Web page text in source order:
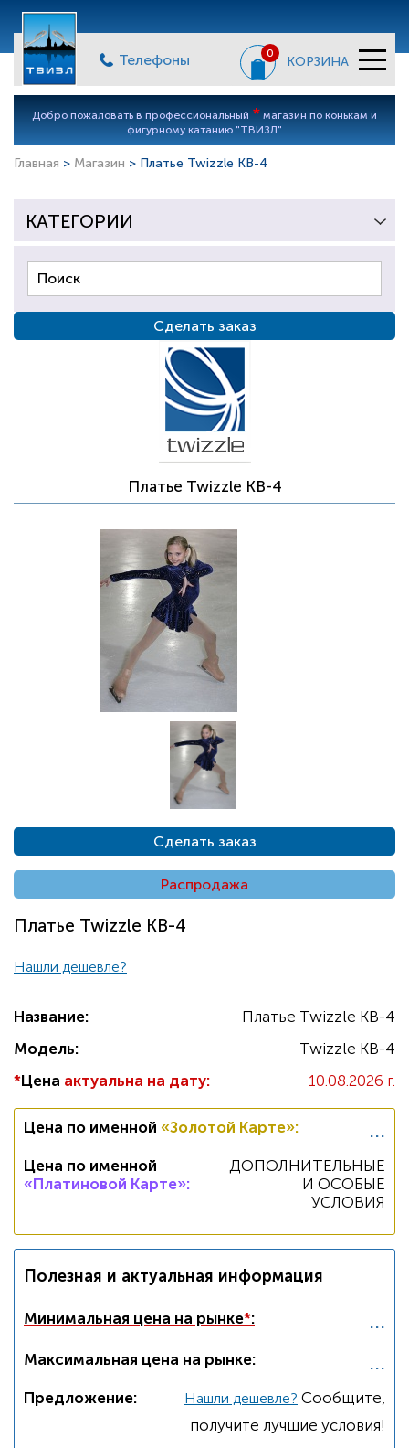
Телефоны 0
КОРЗИНА
Добро пожаловать в профессиональный * магазин по конькам и
фигурному катанию "ТВИЗЛ"
Главная > Магазин > Платье Twizzle КВ-4
Платье Twizzle КВ-4
Сделать заказ
Распродажа
Платье Twizzle КВ-4
Нашли дешевле?
Название:
Платье Twizzle КВ-4
Модель:
Twizzle КВ-4
*Цена актуальна на дату: 10.08.2026 г.
Цена по именной «Золотой Карте»: ...
Цена по именной
«Платиновой Карте»:
ДОПОЛНИТЕЛЬНЫЕ
И ОСОБЫЕ
УСЛОВИЯ
Полезная и актуальная информация
Минимальная цена на рынке*: ...
Максимальная цена на рынке: ...
Предложение: Нашли дешевле? Cообщите,
получите лучшие условия!
КАТЕГОРИИ
Сделать заказ